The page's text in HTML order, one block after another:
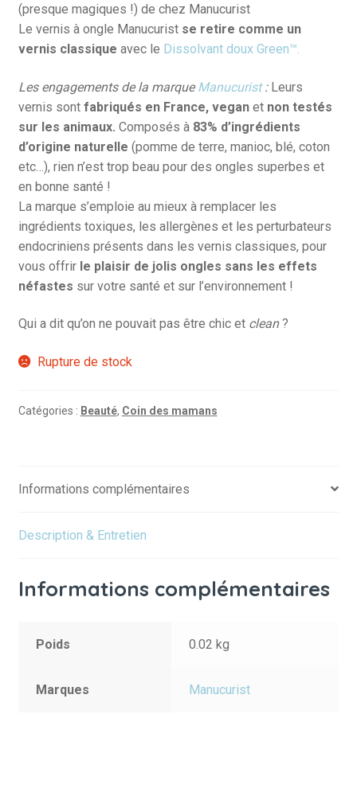
(presque magiques !) de chez Manucurist
Le vernis à ongle Manucuristse retire comme un
vernis classique avec le Dissolvant doux Green™.
Les engagements de la marqueManucurist:Leurs
vernis sont fabriqués en France, veganet non testés
sur les animaux. Composés à 83% d’ingrédients
d’origine naturelle (pomme de terre, manioc, blé, coton
etc…), rien n’est trop beau pour des ongles superbes et
en bonne santé !
La marque s’emploie au mieux à remplacer les
ingrédients toxiques, les allergènes et les perturbateurs
endocriniens présents dans les vernis classiques, pour
vous offrirle plaisir de jolis ongles sans les effets
néfastes sur votre santé et sur l’environnement !
Qui a dit qu’on ne pouvait pas être chic et clean?
Rupture de stock
Catégories : Beauté, Coin des mamans
Informations complémentaires
Description & Entretien
Informations complémentaires
Poids 0.02 kg
Marques Manucurist